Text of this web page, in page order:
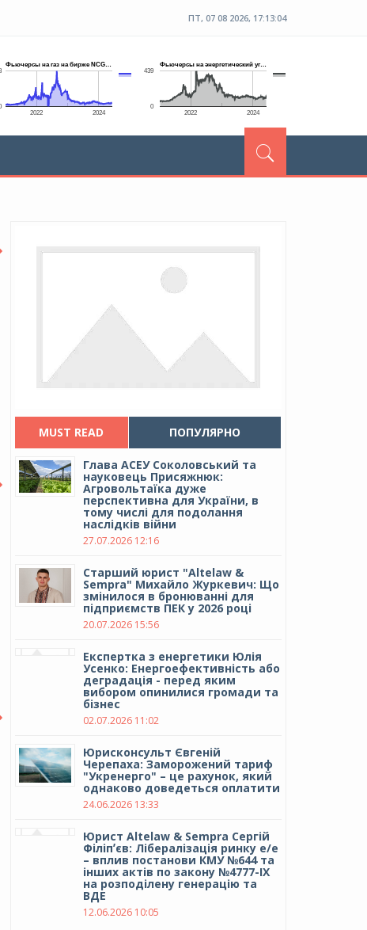
ПТ, 07 08 2026, 17:13:05
MUST READ ПОПУЛЯРНО
Глава АСЕУ Соколовський та
науковець Присяжнюк:
Агровольтаїка дуже
перспективна для України, в
тому числі для подолання
наслідків війни
27.07.2026 12:16
Cтарший юрист "Altelaw &
Sempra" Михайло Журкевич: Що
змінилося в бронюванні для
підприємств ПЕК у 2026 році
20.07.2026 15:56
Експертка з енергетики Юлія
Усенко: Енергоефективність або
деградація - перед яким
вибором опинилися громади та
бізнес
02.07.2026 11:02
Юрисконсульт Євгеній
Черепаха: Заморожений тариф
"Укренерго" – це рахунок, який
однаково доведеться оплатити
24.06.2026 13:33
Юрист Altelaw & Sempra Сергій
Філіпʼєв: Лібералізація ринку е/е
– вплив постанови КМУ №644 та
інших актів по закону №4777-IX
на розподілену генерацію та
ВДЕ
12.06.2026 10:05